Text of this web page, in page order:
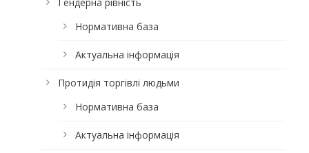
Нормативна база
Актуальна інформація
Протидія торгівлі людьми
Нормативна база
Актуальна інформація